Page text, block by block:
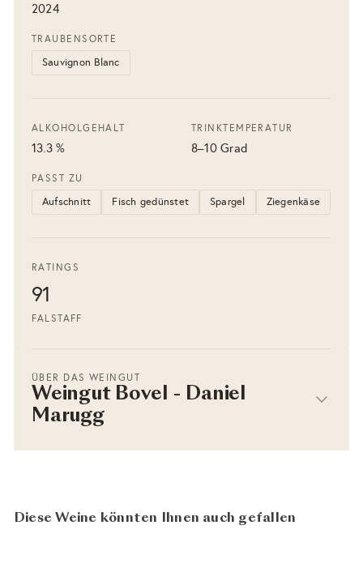
2024
TRAUBENSORTE
Sauvignon Blanc
ALKOHOLGEHALT
13.3 %
TRINKTEMPERATUR
8–10 Grad
PASST ZU
Aufschnitt Fisch gedünstet Spargel Ziegenkäse
RATINGS
91
FALSTAFF
ÜBER DAS WEINGUT
Weingut Bovel - Daniel
Marugg
Diese Weine könnten Ihnen auch gefallen